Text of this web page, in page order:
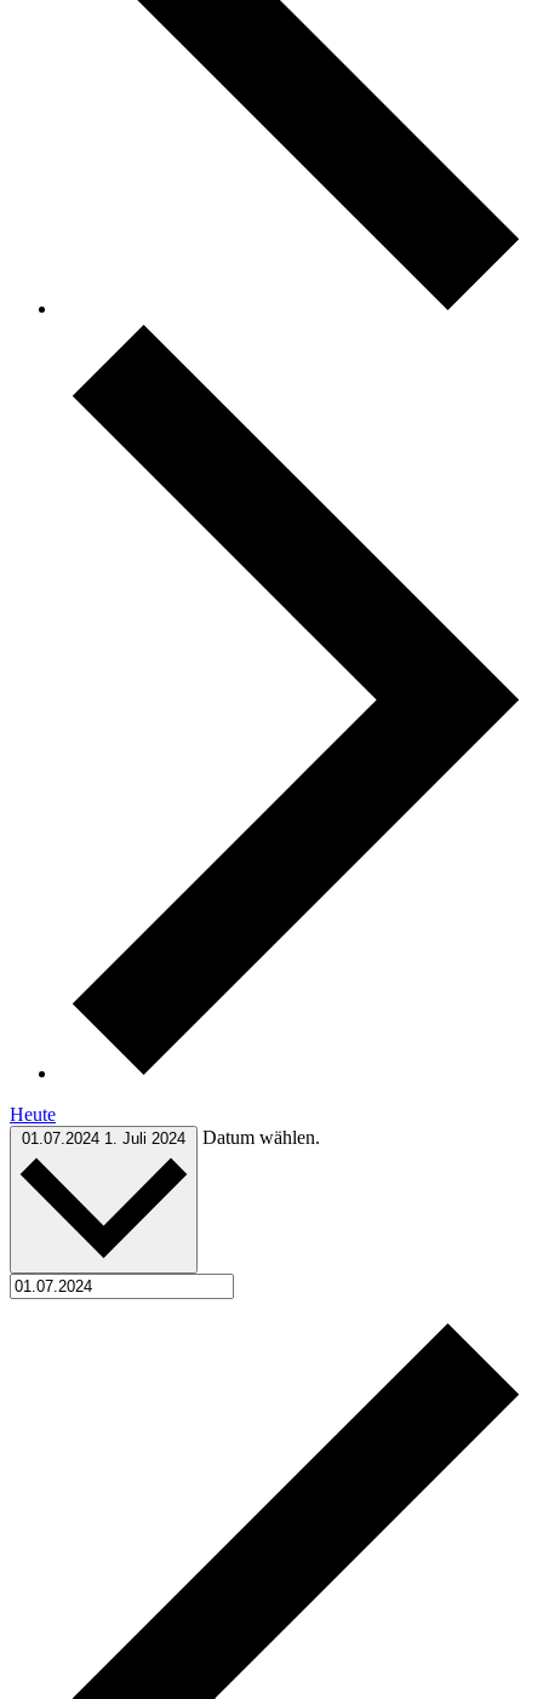
Heute
01.07.2024 1. Juli 2024 Datum wählen.